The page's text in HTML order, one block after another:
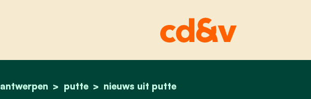
home
antwerpen putte nieuws uit putte
een dorp vol leven